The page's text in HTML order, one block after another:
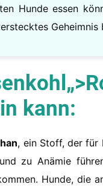
Hunde essen
Geheimnis
kann:
, ein Stoff, der für
zu Anämie
Hunde, die